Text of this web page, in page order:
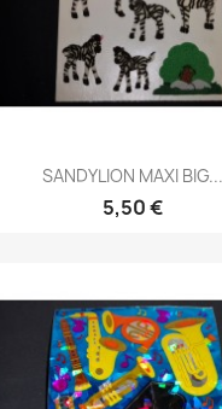
SANDYLION MAXI BIG...
5,50 €